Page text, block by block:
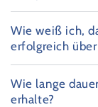
Wie weiß ich,
erfolgreich
Wie lange
erhalte?